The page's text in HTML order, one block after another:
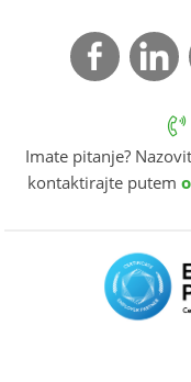
Imate pitanje?
kontaktirajte putem